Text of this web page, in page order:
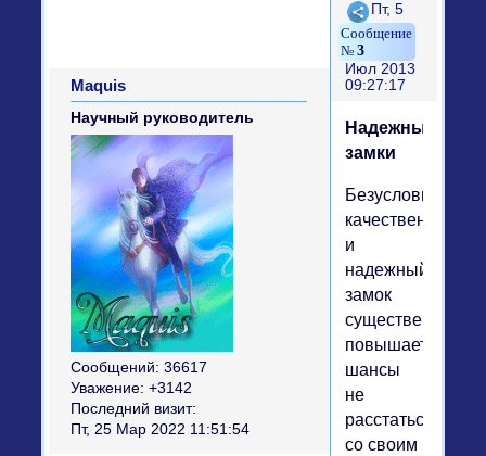
Поделиться
3
Пт, 5
Июл 2013
09:27:17
Maquis
Научный руководитель
Сообщений: 36617
Уважение: +3142
Последний визит:
Пт, 25 Мар 2022 11:51:54
Надежные
замки
Безусловно,
качественный
и
надежный
замок
существенно
повышает
шансы
не
расстаться
со своим